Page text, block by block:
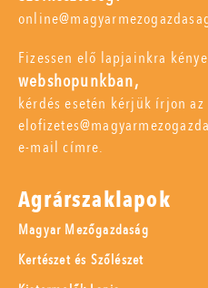
Fizessen elő lapjainkra
webshopunkban,
kérdés esetén kérjük írjon az
e-mail címre.
Agrárszaklapok
Magyar Mezőgazdaság
Kertészet és Szőlészet